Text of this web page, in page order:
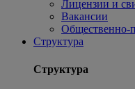
Лицензии и
Вакансии
Общественно-
Структура
Структура